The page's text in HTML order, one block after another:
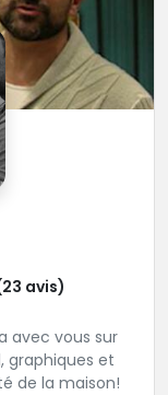
avis)
avec vous sur
graphiques et
de la maison!